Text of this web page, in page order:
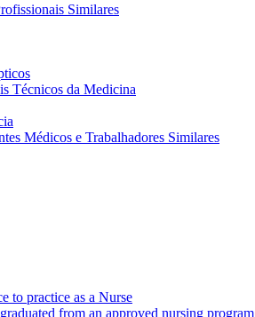
Similares
Técnicos da Medicina
Médicos e Trabalhadores Similares
to practice as a Nurse
from an approved nursing program